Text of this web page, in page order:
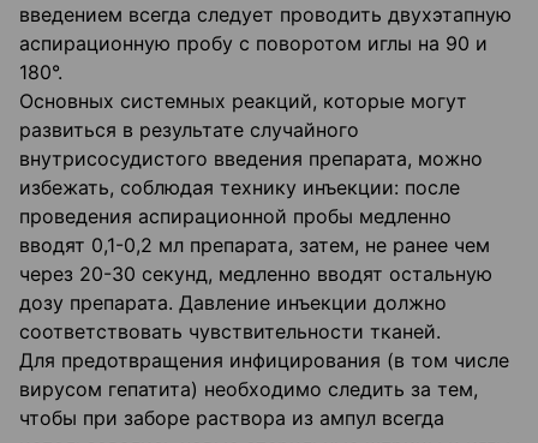
введением всегда следует проводить двухэтапную
аспирационную пробу с поворотом иглы на 90 и
180°.
Основных системных реакций, которые могут
развиться в результате случайного
внутрисосудистого введения препарата, можно
избежать, соблюдая технику инъекции: после
проведения аспирационной пробы медленно
вводят 0,1-0,2 мл препарата, затем, не ранее чем
через 20-30 секунд, медленно вводят остальную
дозу препарата. Давление инъекции должно
соответствовать чувствительности тканей.
Для предотвращения инфицирования (в том числе
вирусом гепатита) необходимо следить за тем,
чтобы при заборе раствора из ампул всегда